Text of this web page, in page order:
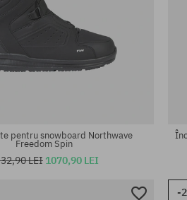
pentru snowboard Northwave
Freedom Spin
LEI 1070,90 LEI
-